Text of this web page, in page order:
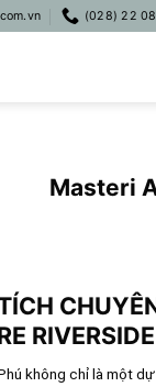
(028) 22
Masteri
không chỉ là một